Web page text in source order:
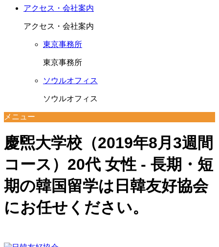
アクセス・会社案内
アクセス・会社案内
東京事務所
東京事務所
ソウルオフィス
ソウルオフィス
メニュー
慶煕大学校（2019年8月3週間
コース）20代 女性 - 長期・短
期の韓国留学は日韓友好協会
にお任せください。